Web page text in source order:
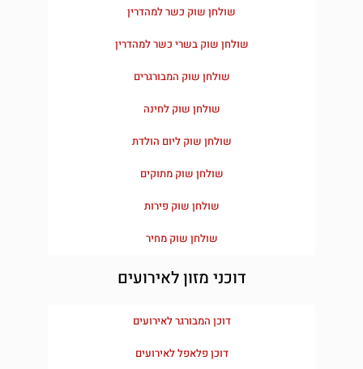
שולחן שוק כשר למהדרין
שולחן שוק בשרי כשר למהדרין
שולחן שוק המבורגרים
שולחן שוק לחינה
שולחן שוק ליום הולדת
שולחן שוק מתוקים
שולחן שוק פירות
שולחן שוק מחיר
דוכני מזון לאירועים
דוכן המבורגר לאירועים
דוכן פלאפל לאירועים